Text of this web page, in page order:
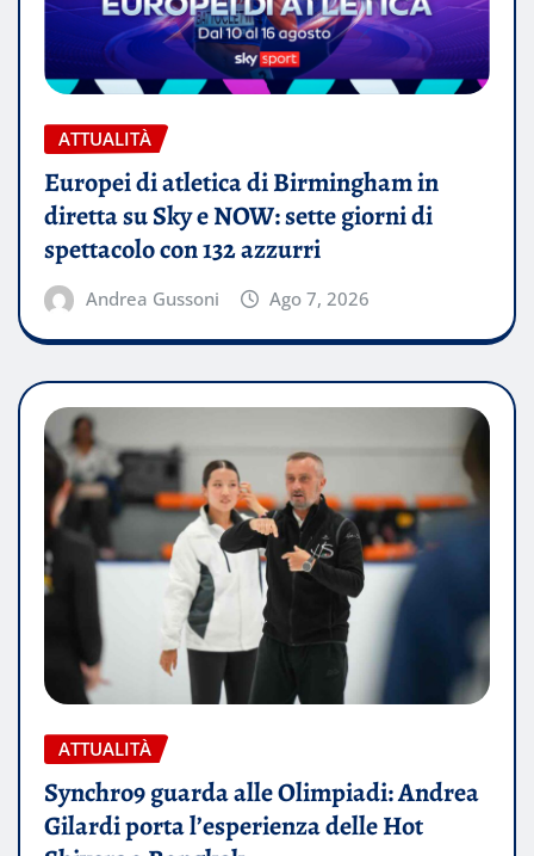
ATTUALITÀ
Europei di atletica di Birmingham in
diretta su Sky e NOW: sette giorni di
spettacolo con 132 azzurri
Andrea Gussoni Ago 7, 2026
ATTUALITÀ
Synchro9 guarda alle Olimpiadi: Andrea
Gilardi porta l’esperienza delle Hot